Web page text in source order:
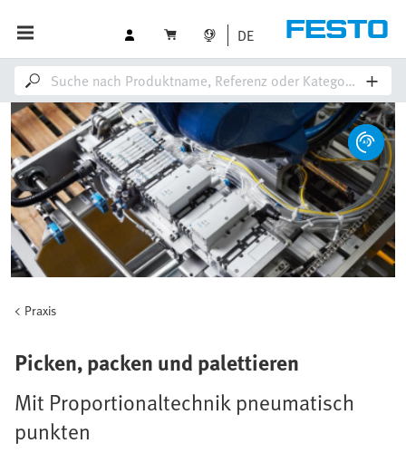
DE
Praxis
Picken, packen und palettieren
Mit Proportionaltechnik pneumatisch
punkten